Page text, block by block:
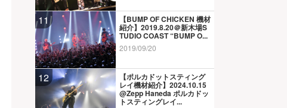
11 【BUMP OF CHICKEN 機材
紹介】2019.8.20＠新木場S
TUDIO COAST “BUMP O...
2019/09/20
12 【ポルカドットスティング
レイ機材紹介】2024.10.15
@Zepp Haneda ポルカドッ
トスティングレイ...